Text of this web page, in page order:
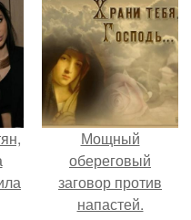
Мощный
обереговый
заговор против
напастей.